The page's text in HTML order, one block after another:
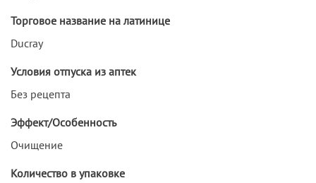
Торговое название на латинице
Ducray
Условия отпуска из аптек
Без рецепта
Эффект/Особенность
Очищение
Количество в упаковке